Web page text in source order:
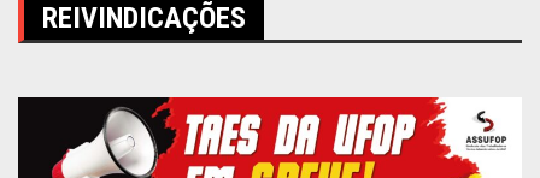
REIVINDICAÇÕES